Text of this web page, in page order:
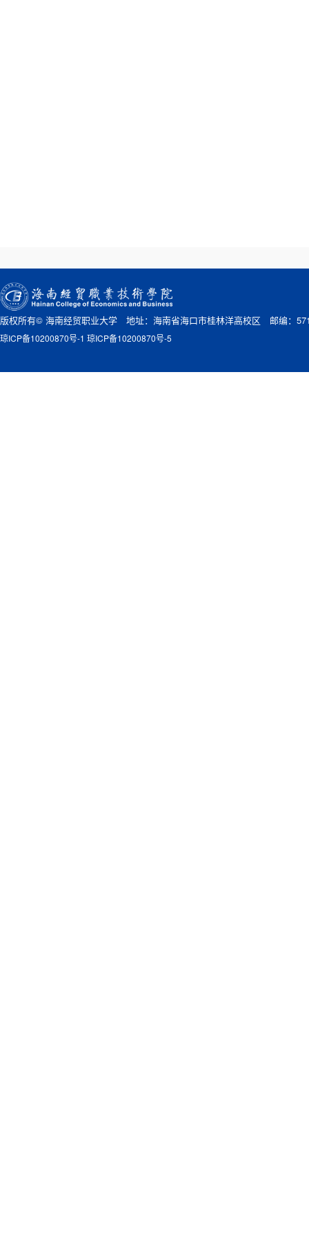
版权所有© 海南经贸职业大学 地址：海南省海口市桂林洋高校区 邮编：
琼ICP备10200870号-1 琼ICP备10200870号-5